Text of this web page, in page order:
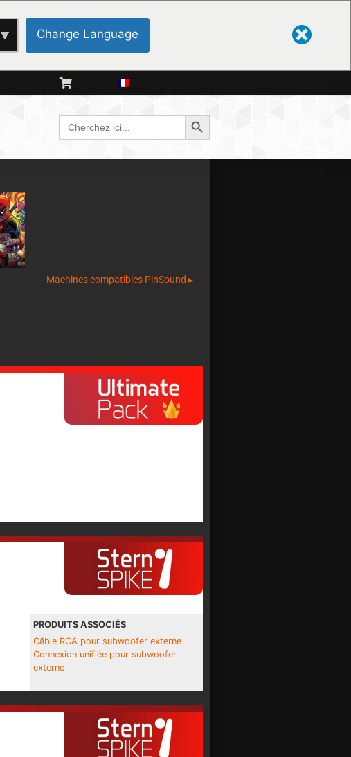
Change Language
Cherchez
Bouton de recherche
Machines compatibles PinSound ▸
PRODUITS ASSOCIÉS
Câble RCA pour subwoofer externe
Connexion unifiée pour subwoofer
externe